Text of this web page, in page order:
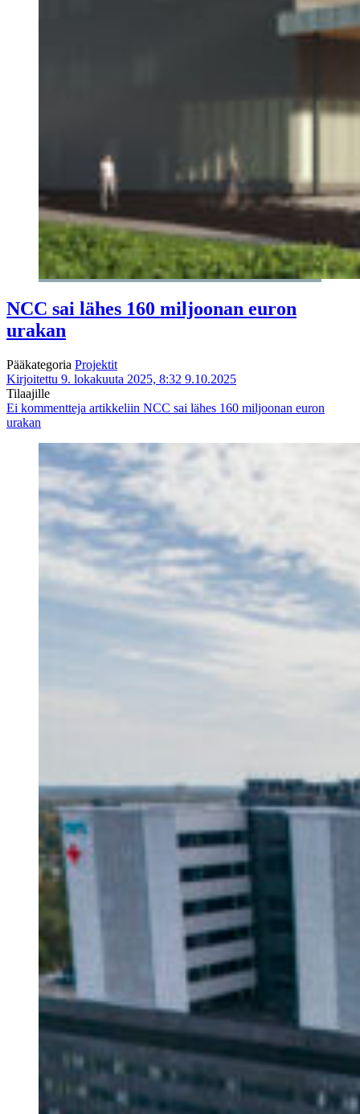
NCC sai lähes 160 miljoonan euron
urakan
Pääkategoria Projektit
Kirjoitettu 9. lokakuuta 2025, 8:32 9.10.2025
Tilaajille
Ei kommentteja artikkeliin NCC sai lähes 160 miljoonan euron
urakan